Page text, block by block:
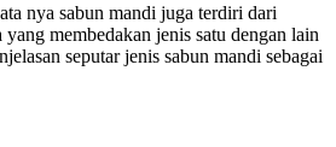
nya sabun mandi juga terdiri dari
membedakan jenis satu dengan lain
seputar jenis sabun mandi sebagai